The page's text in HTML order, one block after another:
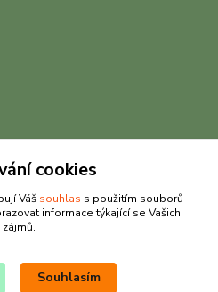
403
cookies
Váš souhlas s použitím souborů
informace týkající se Vašich
zájmů.
Souhlasím